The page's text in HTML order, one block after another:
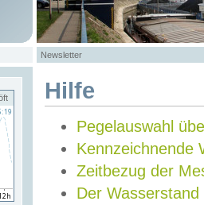
Newsletter
Hilfe
Pegelauswahl
Kennzeichnende
Zeitbezug der
Der Wasserstand